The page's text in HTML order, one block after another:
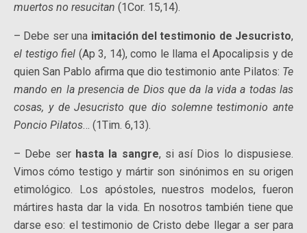
muertos no resucitan (1Cor. 15,14).
– Debe ser una imitación del testimonio de Jesucristo,
el testigo fiel (Ap 3, 14), como le llama el Apocalipsis y de
quien San Pablo afirma que dio testimonio ante Pilatos: Te
mando en la presencia de Dios que da la vida a todas las
cosas, y de Jesucristo que dio solemne testimonio ante
Poncio Pilatos… (1Tim. 6,13).
– Debe ser hasta la sangre, si así Dios lo dispusiese.
Vimos cómo testigo y mártir son sinónimos en su origen
etimológico. Los apóstoles, nuestros modelos, fueron
mártires hasta dar la vida. En nosotros también tiene que
darse eso: el testimonio de Cristo debe llegar a ser para